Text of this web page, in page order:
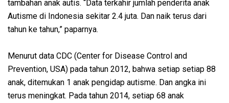
tambahan anak autis. “Data terkahir jumlah penderita anak
Autisme di Indonesia sekitar 2.4 juta. Dan naik terus dari
tahun ke tahun,” paparnya.
Menurut data CDC (Center for Disease Control and
Prevention, USA) pada tahun 2012, bahwa setiap setiap 88
anak, ditemukan 1 anak pengidap autisme. Dan angka ini
terus meningkat. Pada tahun 2014, setiap 68 anak